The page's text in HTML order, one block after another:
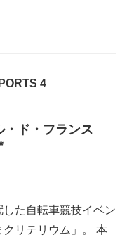
4
ド・フランス
した自転車競技イベン
クリテリウム」。 本